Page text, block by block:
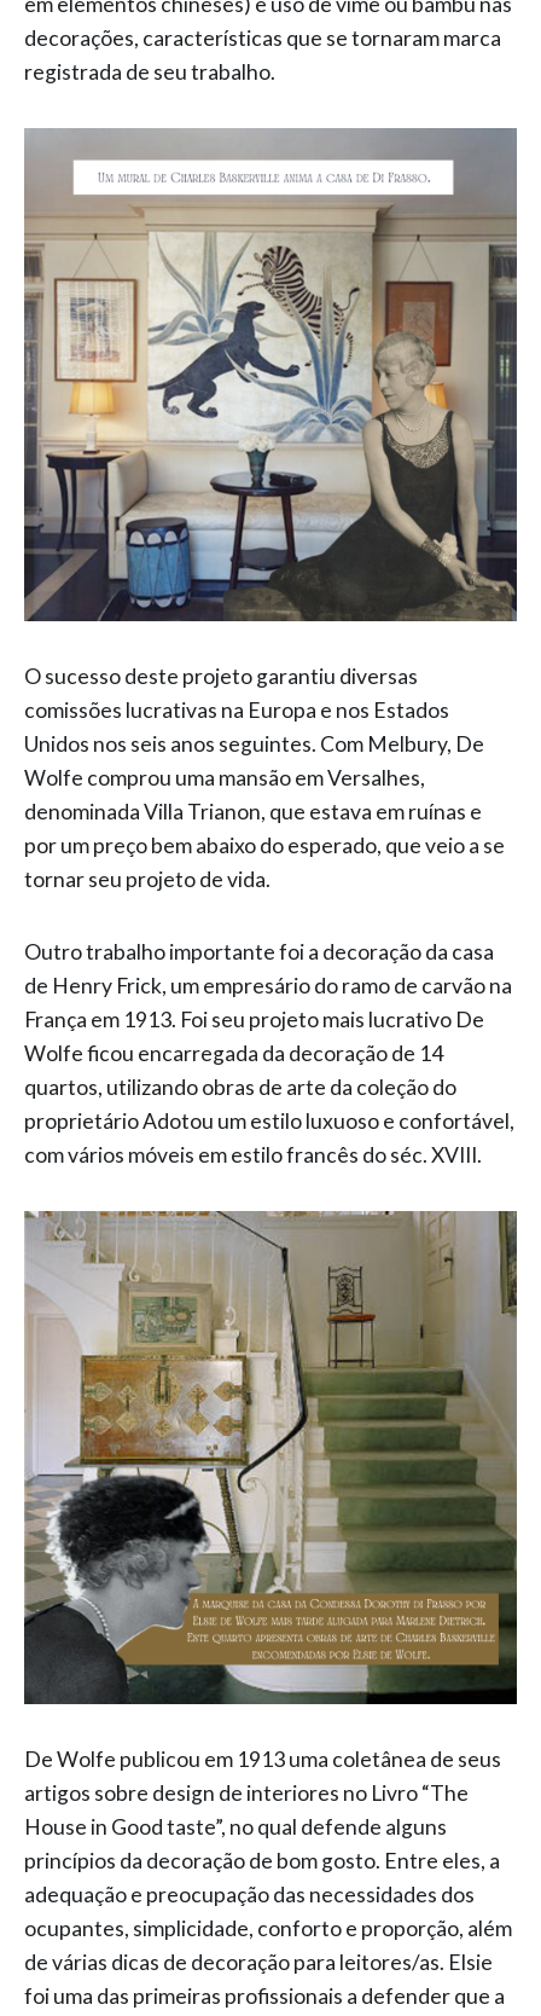
decorações, características que se tornaram marca
registrada de seu trabalho.
O sucesso deste projeto garantiu diversas
comissões lucrativas na Europa e nos Estados
Unidos nos seis anos seguintes. Com Melbury, De
Wolfe comprou uma mansão em Versalhes,
denominada Villa Trianon, que estava em ruínas e
por um preço bem abaixo do esperado, que veio a se
tornar seu projeto de vida.
Outro trabalho importante foi a decoração da casa
de Henry Frick, um empresário do ramo de carvão na
França em 1913. Foi seu projeto mais lucrativo De
Wolfe ficou encarregada da decoração de 14
quartos, utilizando obras de arte da coleção do
proprietário Adotou um estilo luxuoso e confortável,
com vários móveis em estilo francês do séc. XVIII.
De Wolfe publicou em 1913 uma coletânea de seus
artigos sobre design de interiores no Livro “The
House in Good taste”, no qual defende alguns
princípios da decoração de bom gosto. Entre eles, a
adequação e preocupação das necessidades dos
ocupantes, simplicidade, conforto e proporção, além
de várias dicas de decoração para leitores/as. Elsie
foi uma das primeiras profissionais a defender que a